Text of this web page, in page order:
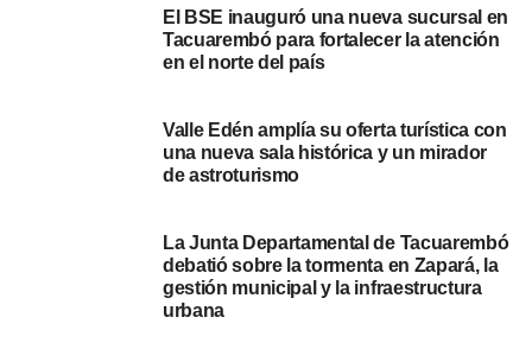
NOTICIAS RELACIONADAS: DESTACADOS
Comenzó la construcción de la Terminal de
Ómnibus de San Gregorio de Polanco
El BSE inauguró una nueva sucursal en
Tacuarembó para fortalecer la atención
en el norte del país
Valle Edén amplía su oferta turística con
una nueva sala histórica y un mirador
de astroturismo
La Junta Departamental de Tacuarembó
debatió sobre la tormenta en Zapará, la
gestión municipal y la infraestructura
urbana